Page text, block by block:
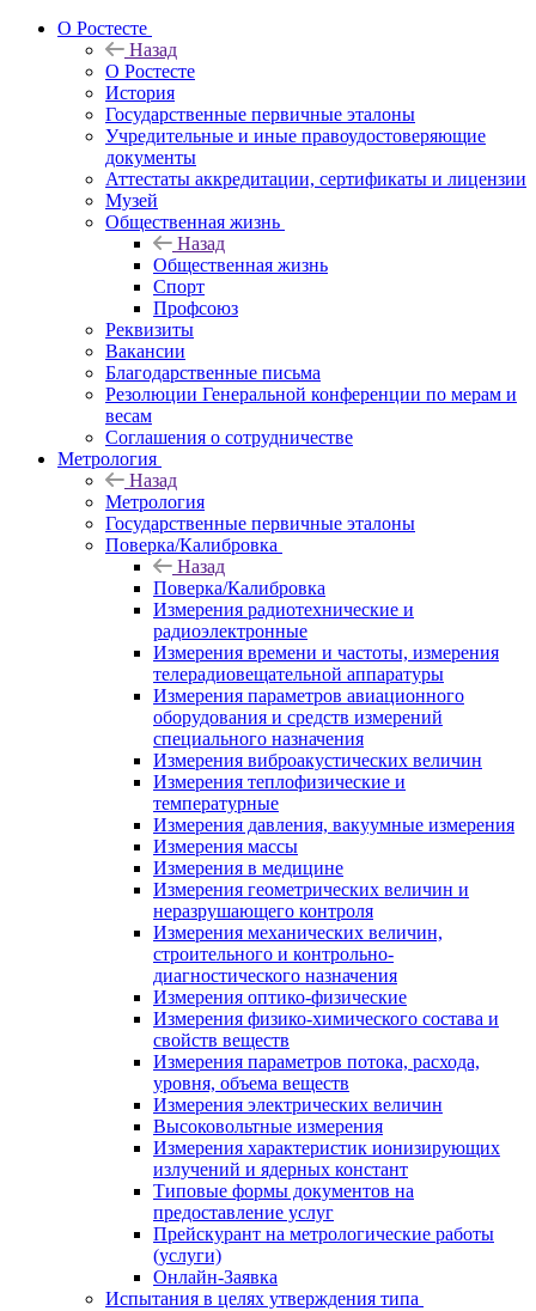
О Ростесте
Назад
О Ростесте
История
Государственные первичные эталоны
Учредительные и иные правоудостоверяющие
документы
Аттестаты аккредитации, сертификаты и лицензии
Музей
Общественная жизнь
Назад
Общественная жизнь
Спорт
Профсоюз
Реквизиты
Вакансии
Благодарственные письма
Резолюции Генеральной конференции по мерам и
весам
Соглашения о сотрудничестве
Метрология
Назад
Метрология
Государственные первичные эталоны
Поверка/Калибровка
Назад
Поверка/Калибровка
Измерения радиотехнические и
радиоэлектронные
Измерения времени и частоты, измерения
телерадиовещательной аппаратуры
Измерения параметров авиационного
оборудования и средств измерений
специального назначения
Измерения виброакустических величин
Измерения теплофизические и
температурные
Измерения давления, вакуумные измерения
Измерения массы
Измерения в медицине
Измерения геометрических величин и
неразрушающего контроля
Измерения механических величин,
строительного и контрольно-
диагностического назначения
Измерения оптико-физические
Измерения физико-химического состава и
свойств веществ
Измерения параметров потока, расхода,
уровня, объема веществ
Измерения электрических величин
Высоковольтные измерения
Измерения характеристик ионизирующих
излучений и ядерных констант
Типовые формы документов на
предоставление услуг
Прейскурант на метрологические работы
(услуги)
Онлайн-Заявка
Испытания в целях утверждения типа